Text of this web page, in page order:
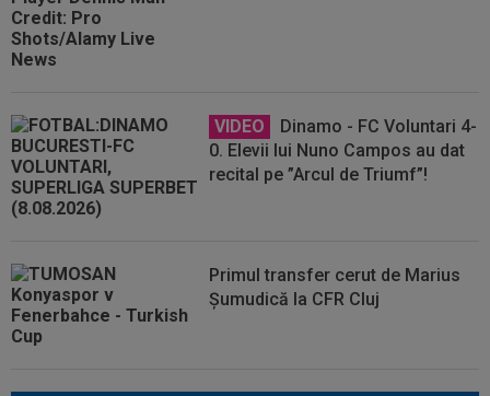
VIDEO
Dinamo - FC Voluntari 4-
0. Elevii lui Nuno Campos au dat
recital pe ”Arcul de Triumf”!
Primul transfer cerut de Marius
Șumudică la CFR Cluj